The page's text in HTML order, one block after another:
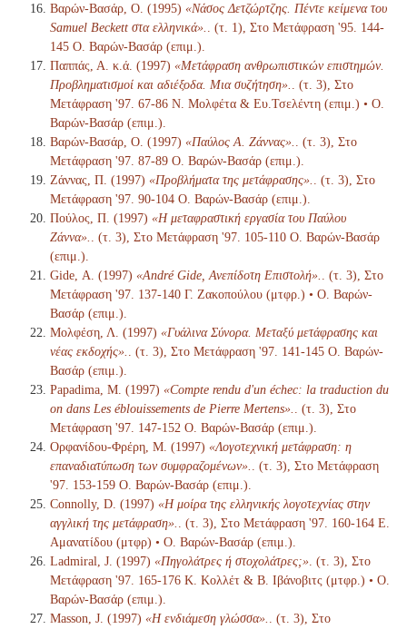
Βαρών-Βασάρ, Ο. (1995) «Νάσος Δετζώρτζης. Πέντε κείμενα του
Samuel Beckett στα ελληνικά».
. (τ. 1), Στο Μετάφραση '95. 144-
145 Ο. Βαρών-Βασάρ (επιμ.).
Παππάς, Α. κ.ά. (1997) «Μετάφραση ανθρωπιστικών επιστημών.
Προβληματισμοί και αδιέξοδα. Μια συζήτηση».
. (τ. 3), Στο
Μετάφραση '97. 67-86 Ν. Μολφέτα & Ευ.Τσελέντη (επιμ.) • Ο.
Βαρών-Βασάρ (επιμ.).
Βαρών-Βασάρ, Ο. (1997) «Παύλος Α. Ζάννας».
. (τ. 3), Στο
Μετάφραση '97. 87-89 Ο. Βαρών-Βασάρ (επιμ.).
Ζάννας, Π. (1997) «Προβλήματα της μετάφρασης».
. (τ. 3), Στο
Μετάφραση '97. 90-104 Ο. Βαρών-Βασάρ (επιμ.).
Πούλος, Π. (1997) «Η μεταφραστική εργασία του Παύλου
Ζάννα».
. (τ. 3), Στο Μετάφραση '97. 105-110 Ο. Βαρών-Βασάρ
(επιμ.).
Gide, Α. (1997) «André Gide, Ανεπίδοτη Επιστολή».
. (τ. 3), Στο
Μετάφραση '97. 137-140 Γ. Ζακοπούλου (μτφρ.) • Ο. Βαρών-
Βασάρ (επιμ.).
Μολφέση, Λ. (1997) «Γυάλινα Σύνορα. Μεταξύ μετάφρασης και
νέας εκδοχής».
. (τ. 3), Στο Μετάφραση '97. 141-145 Ο. Βαρών-
Βασάρ (επιμ.).
Papadima, M. (1997) «Compte rendu d'un échec: la traduction du
on dans Les éblouissements de Pierre Mertens».
. (τ. 3), Στο
Μετάφραση '97. 147-152 Ο. Βαρών-Βασάρ (επιμ.).
Ορφανίδου-Φρέρη, Μ. (1997) «Λογοτεχνική μετάφραση: η
επαναδιατύπωση των συμφραζομένων».
. (τ. 3), Στο Μετάφραση
'97. 153-159 Ο. Βαρών-Βασάρ (επιμ.).
Connolly, D. (1997) «Η μοίρα της ελληνικής λογοτεχνίας στην
αγγλική της μετάφραση».
. (τ. 3), Στο Μετάφραση '97. 160-164 Ε.
Αμανατίδου (μτφρ) • Ο. Βαρών-Βασάρ (επιμ.).
Ladmiral, J. (1997) «Πηγολάτρες ή στοχολάτρες;» . (τ. 3), Στο
Μετάφραση '97. 165-176 Κ. Κολλέτ & Β. Ιβάνοβιτς (μτφρ.) • Ο.
Βαρών-Βασάρ (επιμ.).
Masson, J. (1997) «Η ενδιάμεση γλώσσα».
. (τ. 3), Στο